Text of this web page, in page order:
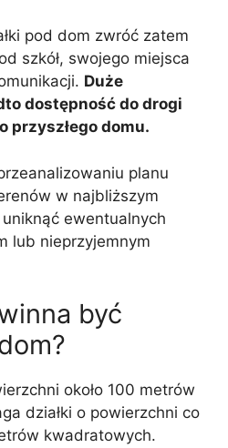
pod dom zwróć zatem
szkół, swojego miejsca
Duże
dostępność do drogi
przyszłego domu.
planu
w najbliższym
ewentualnych
lub nieprzyjemnym
być
około 100 metrów
działki o powierzchni co
kwadratowych.